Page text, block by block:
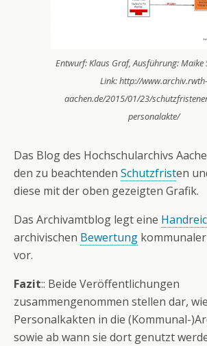
Entwurf: Klaus Graf, Ausführung: Maike
Link: http://www.archiv.rwth-
aachen.de/2015/01/23/
personalakte/
Das Blog des Hochschularchivs
den zu beachtenden Schutzfristen
diese mit der oben gezeigten Grafik.
Das Archivamtblog legt eine
archivischen Bewertung
vor.
Fazit:: Beide Veröffentlichungen
zusammengenommen stellen dar,
Personalkakten in die (Kommunal-
sowie ab wann sie dort genutzt